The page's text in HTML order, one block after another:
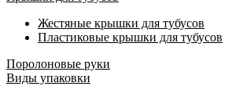
Жестяные крышки для тубусов
Пластиковые крышки для тубусов
Поролоновые руки
Виды упаковки